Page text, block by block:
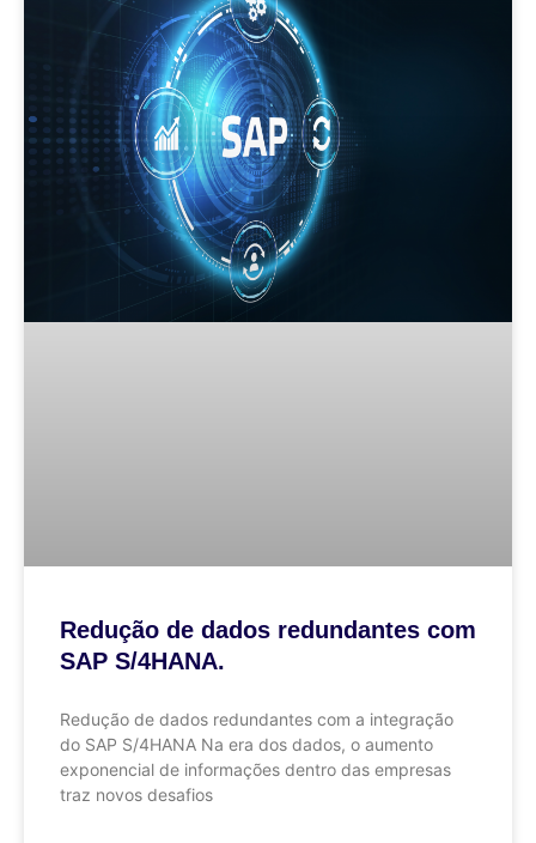
Redução de dados redundantes com
SAP S/4HANA.
Redução de dados redundantes com a integração
do SAP S/4HANA Na era dos dados, o aumento
exponencial de informações dentro das empresas
traz novos desafios